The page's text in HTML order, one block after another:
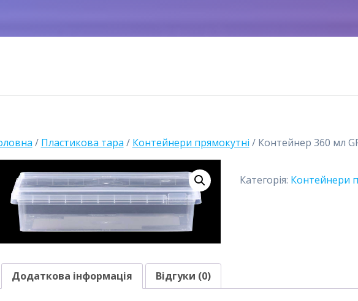
/ Пластикова тара / Контейнери прямокутні / Контейнер 360 мл
Категорія: Контейнери
Додаткова інформація Відгуки (0)